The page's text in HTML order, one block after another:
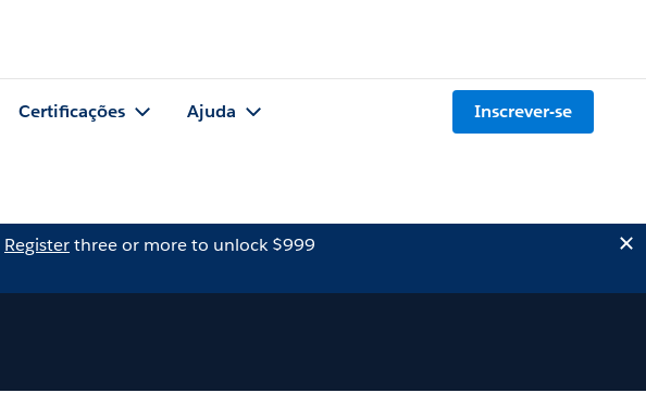
Certificações Ajuda Inscrever-se
Registerthree or more to unlock $999